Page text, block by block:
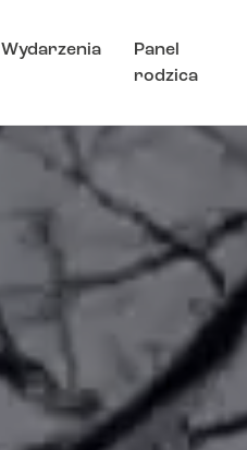
Wydarzenia
Panel
rodzica